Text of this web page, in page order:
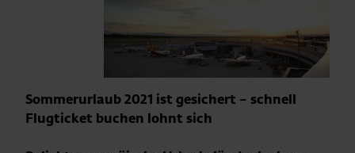
Sommerurlaub 2021 ist gesichert – schnell
Flugticket buchen lohnt sich